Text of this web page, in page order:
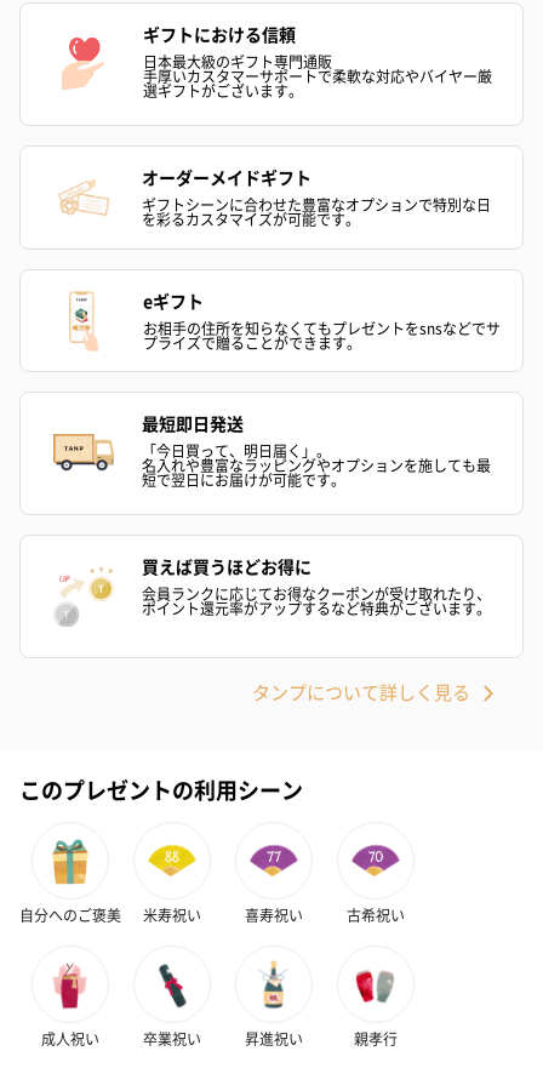
花束ハンドタオル（ピ
ンク）（1,760円）
ルー）（1,760円）
花束ハンドタ
ワイト）（
キャンドル・お香
キャンドル・お香を同梱してお届けいたします。
フラッグカプセル：イ
ンセンススティック
（END）（880円）
フラッグカプセル：イ
ンセンススティック
（St.OSMANTHUS）
（880円）
ショートイン
（880円）
プレミアムビール イネ
ディット（712円）
実楽山田錦 特別純米
酒（655円）
ギフトにおける信頼
日本最大級のギフト専門通販
手厚いカスタマーサポートで柔軟な対応やバイヤー厳
選ギフトがございます。
オーダーメイドギフト
ギフトシーンに合わせた豊富なオプションで特別な日
を彩るカスタマイズが可能です。
eギフト
お相手の住所を知らなくてもプレゼントをsnsなどでサ
プライズで贈ることができます。
最短即日発送
「今日買って、明日届く」。
名入れや豊富なラッピングやオプションを施しても最
短で翌日にお届けが可能です。
買えば買うほどお得に
会員ランクに応じてお得なクーポンが受け取れたり、
ポイント還元率がアップするなど特典がございます。
タンプについて詳しく見る
このプレゼントの利用シーン
自分へのご褒美 米寿祝い 喜寿祝い 古希祝い
成人祝い 卒業祝い 昇進祝い 親孝行